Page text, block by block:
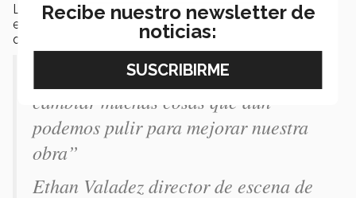
La
fase regionalserá el7 de noviembredonde los
equipos tendrán quesubir un videode sus obras para
que un
jurado elija a los ganadores
“Ahora toca ensayar de nuevo y
cambiar muchas cosas que aún
podemos pulir para mejorar nuestra
obra”
Ethan Valadez director de escena de
Recibe nuestro newsletter de
noticias: